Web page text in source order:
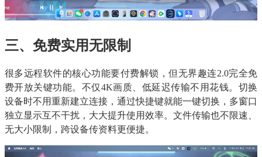
三、免费实用无限制
很多远程软件的核心功能要付费解锁，但无界趣连2.0完全免
费开放关键功能。不仅4K画质、低延迟传输不用花钱。切换
设备时不用重新建立连接，通过快捷键就能一键切换，多窗口
独立显示互不干扰，大大提升使用效率。文件传输也不限速、
无大小限制，跨设备传资料更便捷。